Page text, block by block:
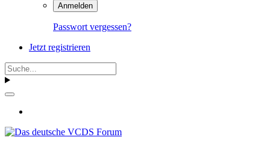
Anmelden
Passwort vergessen?
Jetzt registrieren